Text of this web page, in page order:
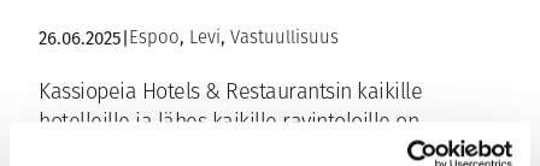
26.06.2025 Espoo, Levi, Vastuullisuus
Kassiopeia Hotels & Restaurantsin kaikille
hotelleille ja lähes kaikille ravintoloille on
myönnetty Sustainable Travel Finland (STF) -